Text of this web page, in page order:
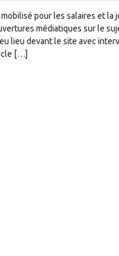
mobilisé pour les salaires et
médiatiques sur le
lieu devant le site avec
[…]